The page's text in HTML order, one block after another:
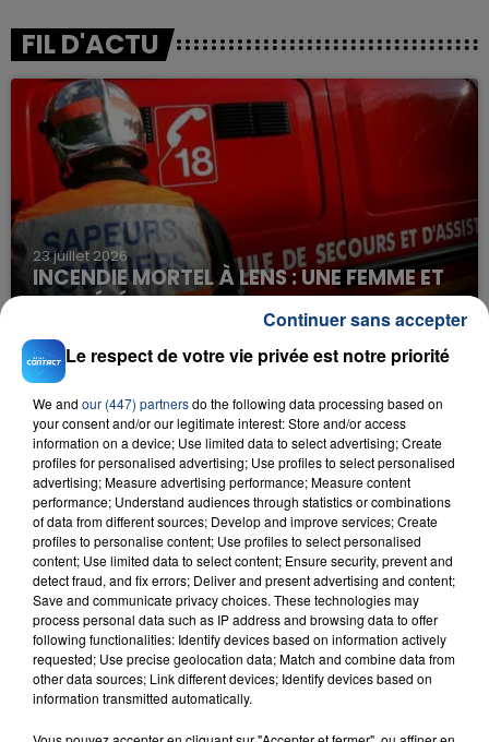
FIL D'ACTU
23 juillet 2026
INCENDIE MORTEL À LENS : UNE FEMME ET
SON BÉBÉ ENTRE LA VIE ET LA...
Un homme s'est immolé par le feu après avoir
aspergé sa compagne et leur bébé de trois mois
d'un liquide inflammable.
20 juillet 2026
UNE ADOLESCENTE DEVANT SE FAIRE
OPÉRER DE LA CHEVILLE RESSORT DE LA...
La famille a porté plainte contre la clinique qui a
reconnu sa responsabilité et présenté ses
excuses.
TITRES DIFFUSÉS
Le respect de votre vie privée est notre priorité
We and our (447) partnersdo the following data processing based on
your consent and/or our legitimate interest: Store and/or access
information on a device; Use limited data to select advertising; Create
profiles for personalised advertising; Use profiles to select personalised
advertising; Measure advertising performance; Measure content
performance; Understand audiences through statistics or combinations
of data from different sources; Develop and improve services; Create
profiles to personalise content; Use profiles to select personalised
content; Use limited data to select content; Ensure security, prevent and
detect fraud, and fix errors; Deliver and present advertising and content;
Save and communicate privacy choices. These technologies may
process personal data such as IP address and browsing data to offer
following functionalities: Identify devices based on information actively
requested; Use precise geolocation data; Match and combine data from
other data sources; Link different devices; Identify devices based on
information transmitted automatically.
Continuer sans accepter